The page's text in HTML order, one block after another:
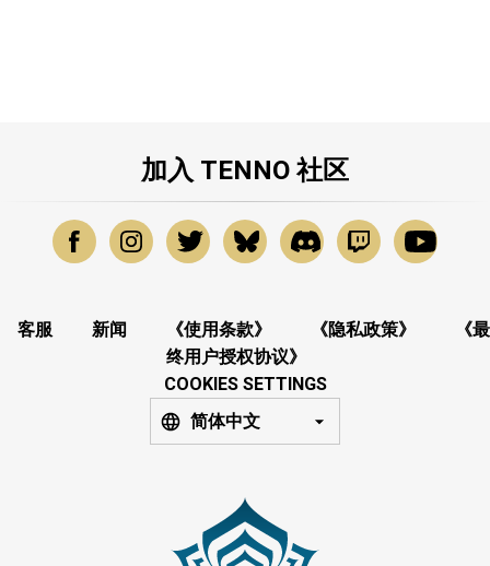
加入 TENNO 社区
客服 新闻 《使用条款》 《隐私政策》
《最
终用户授权协议》
COOKIES SETTINGS
简体中文